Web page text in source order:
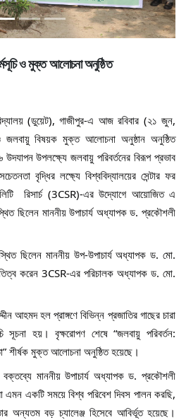
ও মুক্ত আলোচনা অনুষ্ঠিত
(ডুয়েট), গাজীপুর-এ আজ রবিবার (২১ জুন,
জলবায়ু বিষয়ক মুক্ত আলোচনা অনুষ্ঠান অনুষ্ঠিত
উপলক্ষ্যে জলবায়ু পরিবর্তনের বিরূপ প্রভাব
বৃদ্ধির লক্ষ্যে বিশ্ববিদ্যালয়ের সেন্টার ফর
রিসার্চ (3CSR)-এর উদ্যোগে আয়োজিত এ
ছিলেন মাননীয় উপাচার্য অধ্যাপক ড. প্রকৌশলী
ছিলেন মাননীয় উপ-উপাচার্য অধ্যাপক ড. মো.
করেন 3CSR-এর পরিচালক অধ্যাপক ড. মো.
আহমদ হল প্রাঙ্গণে বিভিন্ন প্রজাতির গাছের চারা
সূচনা হয়। বৃক্ষরোপণ শেষে “জলবায়ু পরিবর্তন:
শীর্ষক মুক্ত আলোচনা অনুষ্ঠিত হয়েছে।
মাননীয় উপাচার্য অধ্যাপক ড. প্রকৌশলী
একটি সময়ে বিশ্ব পরিবেশ দিবস পালন করছি,
অন্যতম বড় চ্যালেঞ্জ হিসেবে আবির্ভূত হয়েছে।